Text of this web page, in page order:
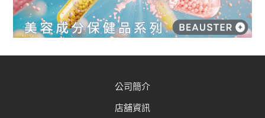
公司簡介
店舖資訊